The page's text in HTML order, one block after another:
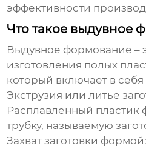
эффективности
Что такое выдувное
Выдувное формование –
изготовления полых
который включает в
Экструзия или литье
Расплавленный пластик
трубку, называемую
Захват заготовки формой: